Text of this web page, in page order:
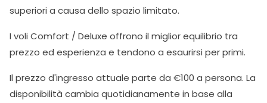
superiori a causa dello spazio limitato.
I voli Comfort / Deluxe offrono il miglior equilibrio tra
prezzo ed esperienza e tendono a esaurirsi per primi.
Il prezzo d'ingresso attuale parte da €100 a persona. La
disponibilità cambia quotidianamente in base alla